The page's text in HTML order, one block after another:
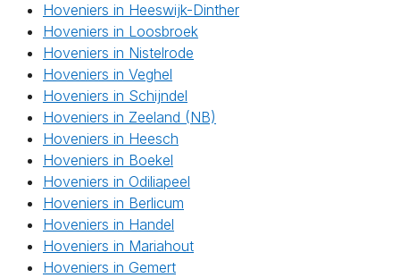
Hoveniers in Heeswijk-Dinther
Hoveniers in Loosbroek
Hoveniers in Nistelrode
Hoveniers in Veghel
Hoveniers in Schijndel
Hoveniers in Zeeland (NB)
Hoveniers in Heesch
Hoveniers in Boekel
Hoveniers in Odiliapeel
Hoveniers in Berlicum
Hoveniers in Handel
Hoveniers in Mariahout
Hoveniers in Gemert